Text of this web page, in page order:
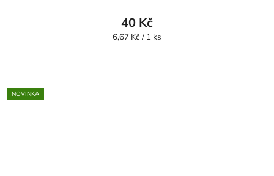
40 Kč
Měrná
6,67 Kč / 1 ks
NOVINKA